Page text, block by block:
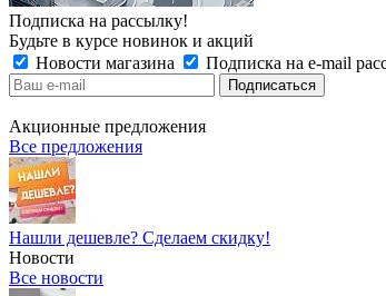
Подписка на рассылку!
Будьте в курсе новинок и акций
Новости магазина
Подписка на e-mail
Акционные предложения
Все предложения
Нашли дешевле? Сделаем скидку!
Новости
Все новости